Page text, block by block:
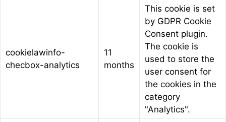
cookielawinfo-
checbox-analytics
11
months
This cookie is set
by GDPR Cookie
Consent plugin.
The cookie is
used to store the
user consent for
the cookies in the
category
"Analytics".